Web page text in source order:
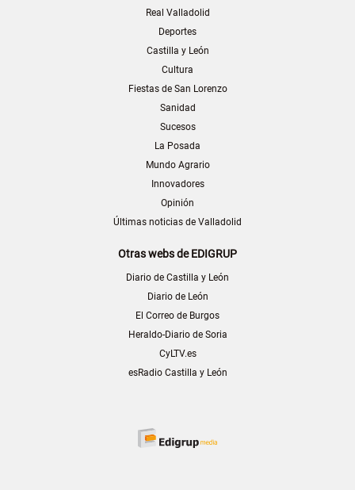
Real Valladolid
Deportes
Castilla y León
Cultura
Fiestas de San Lorenzo
Sanidad
Sucesos
La Posada
Mundo Agrario
Innovadores
Opinión
Últimas noticias de Valladolid
Otras webs de EDIGRUP
Diario de Castilla y León
Diario de León
El Correo de Burgos
Heraldo-Diario de Soria
CyLTV.es
esRadio Castilla y León